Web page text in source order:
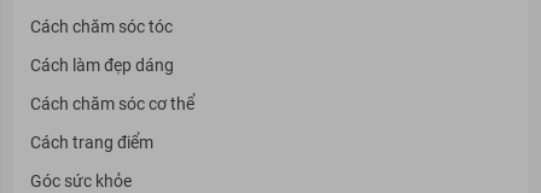
Cách chăm sóc tóc
Cách làm đẹp dáng
Cách chăm sóc cơ thể
Cách trang điểm
Góc sức khỏe